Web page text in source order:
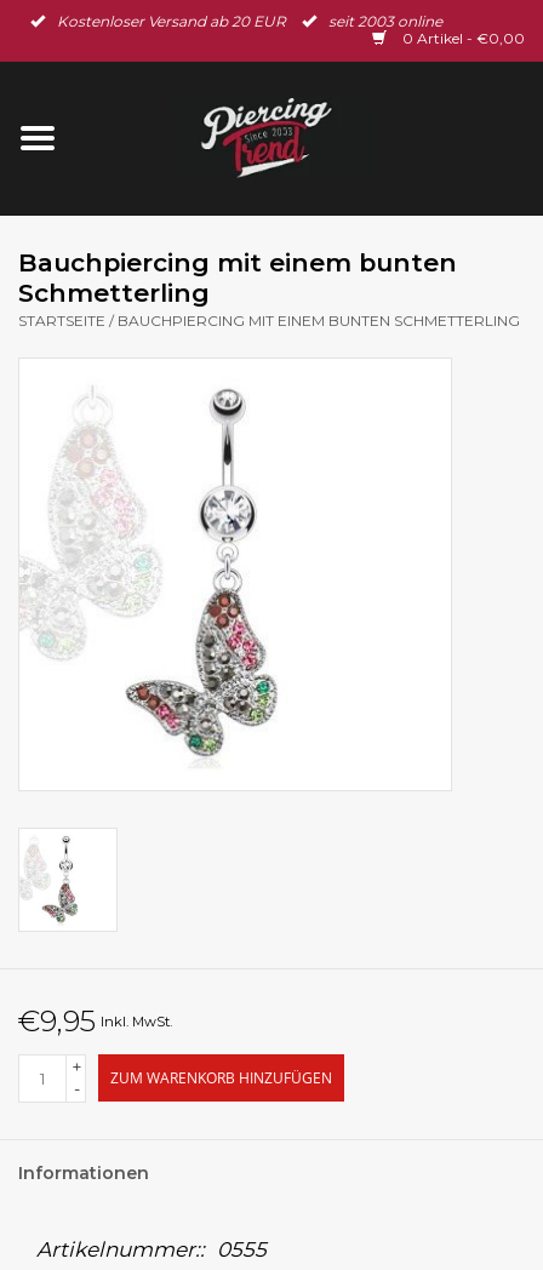
Kostenloser Versand ab 20 EUR
seit 2003 online
0 Artikel - €0,00
Startseite
Ohrschmuck
% Sale %
BLOG
Bauchpiercing mit einem bunten
Schmetterling
STARTSEITE / BAUCHPIERCING MIT EINEM BUNTEN SCHMETTERLING
€9,95 Inkl. MwSt.
+
-
ZUM WARENKORB HINZUFÜGEN
Informationen
Artikelnummer:: 0555